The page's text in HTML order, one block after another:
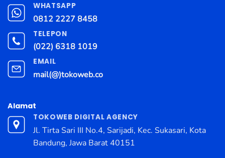
WHATSAPP
0812 2227 8458
TELEPON
(022) 6318 1019
EMAIL
mail(@)tokoweb.co
Alamat
TOKOWEB DIGITAL AGENCY
Jl. Tirta Sari III No.4, Sarijadi, Kec. Sukasari, Kota
Bandung, Jawa Barat 40151